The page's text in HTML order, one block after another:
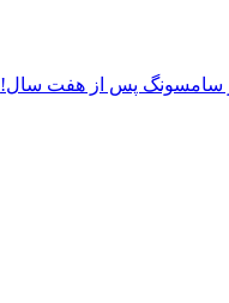
سامسونگ پس از هفت سال!